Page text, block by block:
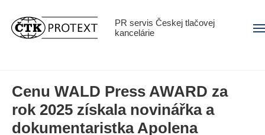
PR servis Českej tlačovej
kancelárie
Cenu WALD Press AWARD za
rok 2025 získala novinářka a
dokumentaristka Apolena